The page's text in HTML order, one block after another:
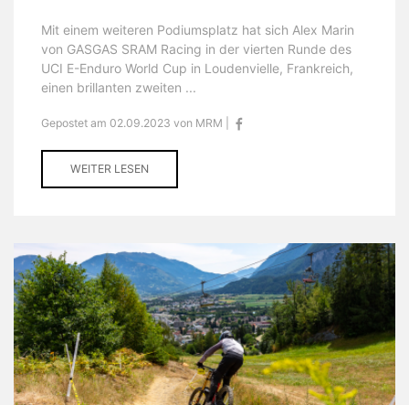
Mit einem weiteren Podiumsplatz hat sich Alex Marin
von GASGAS SRAM Racing in der vierten Runde des
UCI E-Enduro World Cup in Loudenvielle, Frankreich,
einen brillanten zweiten ...
Gepostet am 02.09.2023 von MRM |
WEITER LESEN